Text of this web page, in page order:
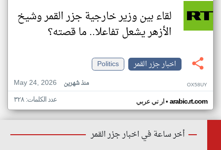
لقاء بين وزير خارجية جزر القمر وشيخ
الأزهر يشعل تفاعلا.. ما قصته؟
اخبار جزر القمر
Politics
May 24, 2026
منذ شهرين OX58UY
ار تي عربي• arabic.rt.com عدد الكلمات: ٣٢٨
أخر ساعة في اخبار جزر القمر